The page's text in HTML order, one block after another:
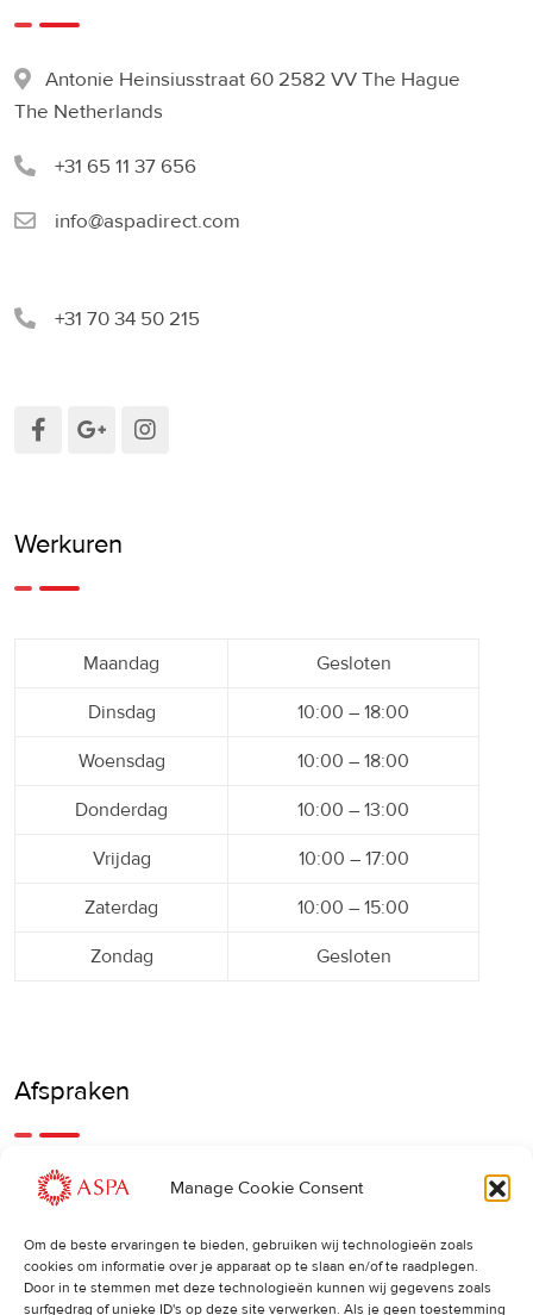
Manage Cookie Consent
Om de beste ervaringen te bieden, gebruiken wij technologieën zoals
cookies om informatie over je apparaat op te slaan en/of te raadplegen.
Door in te stemmen met deze technologieën kunnen wij gegevens zoals
surfgedrag of unieke ID's op deze site verwerken. Als je geen toestemming
Antonie Heinsiusstraat 60 2582 VV The Hague
The Netherlands
+31 65 11 37 656
info@aspadirect.com
+31 70 34 50 215
Werkuren
Maandag Gesloten
Dinsdag 10:00 – 18:00
Woensdag 10:00 – 18:00
Donderdag 10:00 – 13:00
Vrijdag 10:00 – 17:00
Zaterdag 10:00 – 15:00
Zondag Gesloten
Afspraken
Een eerdere of latere afspraak is ook mogelijk, bel ons
Cancellations: